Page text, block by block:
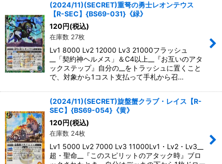
(2024/11)(SECRET)重弩の勇士レオンテウス
【R-SEC】{BS69-031}《緑》
120 円(税込)
在庫数 27枚
Lv1 8000 Lv2 12000 Lv3 21000フラッシュ
__「契約神ヘルメス」＆C4以上__『お互いのアタ
ックステップ』自分の__をトラッシュに置くこと
で、対象から1コスト支払って手札から召…
(2024/11)(SECRET)旋盤蟹クラブ・レイス【R-
SEC】{BS69-054}《黄》
120 円(税込)
在庫数 24枚
Lv1 5000 Lv2 7000 Lv3 11000Lv1・Lv2・Lv3__
超・聖命__『このスピリットのアタック時』ブロ